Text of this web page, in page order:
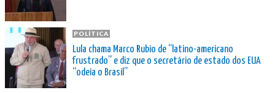
POLÍTICA
Lula chama Marco Rubio de “latino-americano
frustrado” e diz que o secretário de estado dos EUA
“odeia o Brasil”